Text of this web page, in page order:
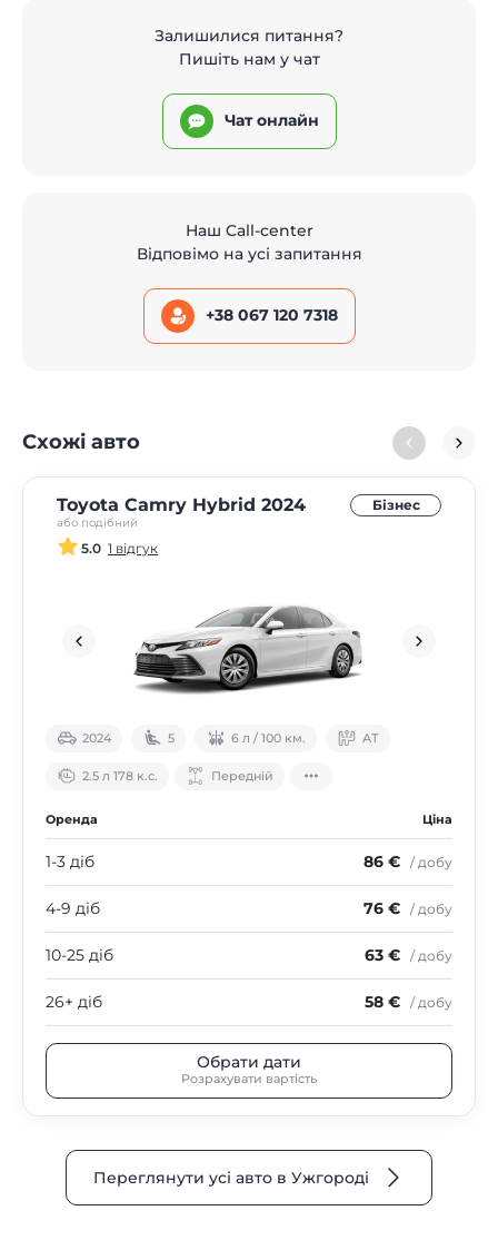
Залишилися питання?
Пишіть нам у чат
Чат онлайн
Наш Call-center
Відповімо на усі запитання
+38 067 120 7318
Схожі авто
Toyota Camry Hybrid 2024
або подібний
Бізнес
5.0 1 відгук
2024 5 6 л / 100 км. АТ
2.5 л 178 к.с. Передній
Оренда Ціна
1-3 діб 86 € / добу
4-9 діб 76 € / добу
10-25 діб 63 € / добу
26+ діб 58 € / добу
Обрати дати
Розрахувати вартість
Переглянути усі авто в Ужгороді